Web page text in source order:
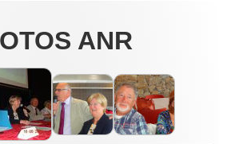
ANR